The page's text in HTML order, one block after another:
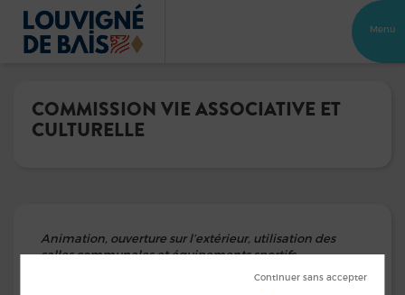
Menu
COMMISSION VIE ASSOCIATIVE ET
CULTURELLE
Animation, ouverture sur l’extérieur, utilisation des
salles communales et équipements sportifs,
bibliothèque, animation jeunes, soutien et aide au